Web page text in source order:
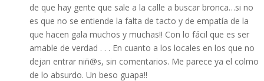
de que hay gente que sale a la calle a buscar bronca…si no
es que no se entiende la falta de tacto y de empatía de la
que hacen gala muchos y muchas!! Con lo fácil que es ser
amable de verdad . . . En cuanto a los locales en los que no
dejan entrar niñ@s, sin comentarios. Me parece ya el colmo
de lo absurdo. Un beso guapa!!